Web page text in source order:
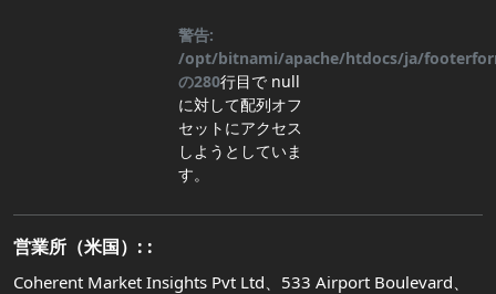
警告:
/opt/bitnami/apache/htdocs/ja/
の280行目で null
に対して配列オフ
セットにアクセス
しようとしていま
す。
営業所（米国）: :
Coherent Market Insights Pvt Ltd、533 Airport Boulevard、